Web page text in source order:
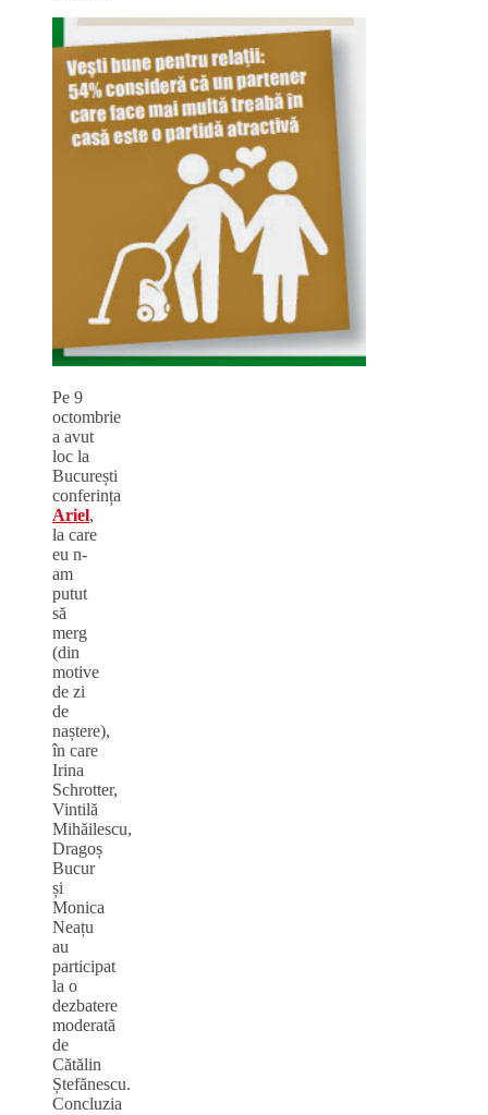
Pe 9
octombrie
a avut
loc la
București
conferința
Ariel,
la care
eu n-
am
putut
să
merg
(din
motive
de zi
de
naștere),
în care
Irina
Schrotter,
Vintilă
Mihăilescu,
Dragoș
Bucur
și
Monica
Neațu
au
participat
la o
dezbatere
moderată
de
Cătălin
Ștefănescu.
Concluzia